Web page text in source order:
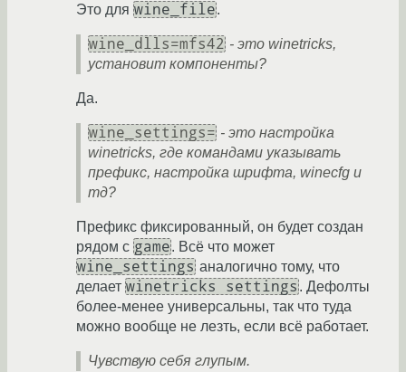
Это для wine_file.
wine_dlls=mfs42 - это winetricks,
установит компоненты?
Да.
wine_settings= - это настройка
winetricks, где командами указывать
префикс, настройка шрифта, winecfg и
тд?
Префикс фиксированный, он будет создан
рядом с game. Всё что может
wine_settings аналогично тому, что
делает winetricks settings . Дефолты
более-менее универсальны, так что туда
можно вообще не лезть, если всё работает.
Чувствую себя глупым.